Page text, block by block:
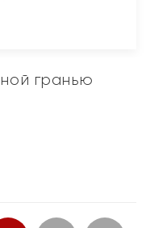
гранью